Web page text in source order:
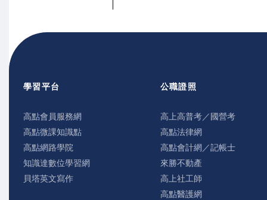
學習平台
高點會員服務網
高點微課知識點
高點網路學院
知識達數位學習網
貝塔英文寫作
公職證照
高上高普考／國營考
高點法律網
高點會計網／記帳士
來勝不動產
高上社工師
高點醫護網